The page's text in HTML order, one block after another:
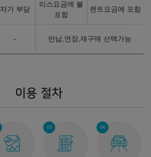
자가 부담
리스요금에 불
포함
렌트요금에 포함
- 반납,연장,재구매 선택가능
이용 절차